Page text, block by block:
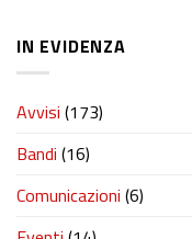
IN EVIDENZA
Avvisi (173)
Bandi (16)
Comunicazioni (6)